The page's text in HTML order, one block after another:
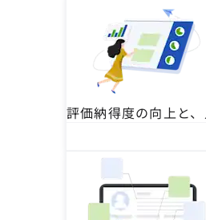
評価納得度の向上と